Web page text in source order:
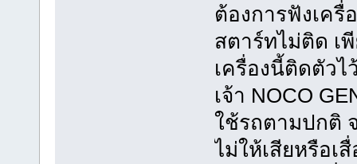
ต้องการฟังเครื่
สตาร์ทไม่ติด เ
เครื่องนี้ติดตัว
เจ้า NOCO
ใช้รถตามปกติ
ไม่ให้เสียหรือเ